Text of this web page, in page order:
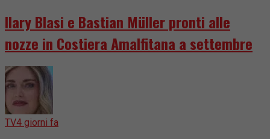
Ilary Blasi e Bastian Müller pronti alle
nozze in Costiera Amalfitana a settembre
TV4 giorni fa